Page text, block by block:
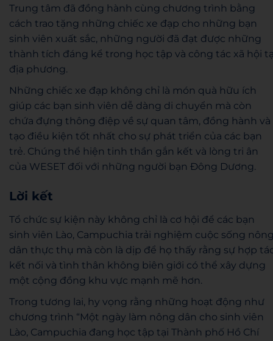
Trung tâm đã đồng hành cùng chương trình bằng
cách trao tặng những chiếc xe đạp cho những bạn
sinh viên xuất sắc, những người đã đạt được những
thành tích đáng kể trong học tập và công tác xã hội
địa phương.
Những chiếc xe đạp không chỉ là món quà hữu ích
giúp các bạn sinh viên dễ dàng di chuyển mà còn
chứa đựng thông điệp về sự quan tâm, đồng hành và
tạo điều kiện tốt nhất cho sự phát triển của các bạn
trẻ. Chúng thể hiện tinh thần gắn kết và lòng tri ân
của WESET đối với những người bạn Đông Dương.
Lời kết
Tổ chức sự kiện này không chỉ là cơ hội để các bạn
sinh viên Lào, Campuchia trải nghiệm cuộc sống
dân thực thụ mà còn là dịp để họ thấy rằng sự hợp
kết nối và tình thân không biên giới có thể xây dựng
một cộng đồng khu vực mạnh mẽ hơn.
Trong tương lai, hy vọng rằng những hoạt động như
chương trình “Một ngày làm nông dân cho sinh viên
Lào, Campuchia đang học tập tại Thành phố Hồ Chí